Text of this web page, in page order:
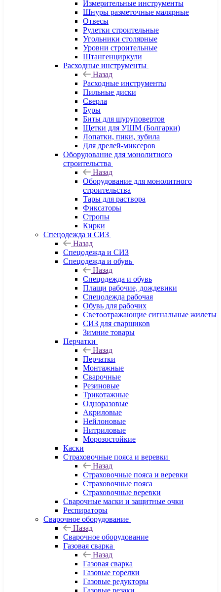
Измерительные инструменты
Шнуры разметочные малярные
Отвесы
Рулетки строительные
Угольники столярные
Уровни строительные
Штангенциркули
Расходные инструменты
Назад
Расходные инструменты
Пильные диски
Сверла
Буры
Биты для шуруповертов
Щетки для УШМ (Болгарки)
Лопатки, пики, зубила
Для дрелей-миксеров
Оборудование для монолитного
строительства
Назад
Оборудование для монолитного
строительства
Тары для раствора
Фиксаторы
Стропы
Кирки
Спецодежда и СИЗ
Назад
Спецодежда и СИЗ
Спецодежда и обувь
Назад
Спецодежда и обувь
Плащи рабочие, дождевики
Спецодежда рабочая
Обувь для рабочих
Светоотражающие сигнальные жилеты
СИЗ для сварщиков
Зимние товары
Перчатки
Назад
Перчатки
Монтажные
Сварочные
Резиновые
Трикотажные
Одноразовые
Акриловые
Нейлоновые
Нитриловые
Морозостойкие
Каски
Страховочные пояса и веревки
Назад
Страховочные пояса и веревки
Страховочные пояса
Страховочные веревки
Сварочные маски и защитные очки
Респираторы
Сварочное оборудование
Назад
Сварочное оборудование
Газовая сварка
Назад
Газовая сварка
Газовые горелки
Газовые редукторы
Газовые резаки